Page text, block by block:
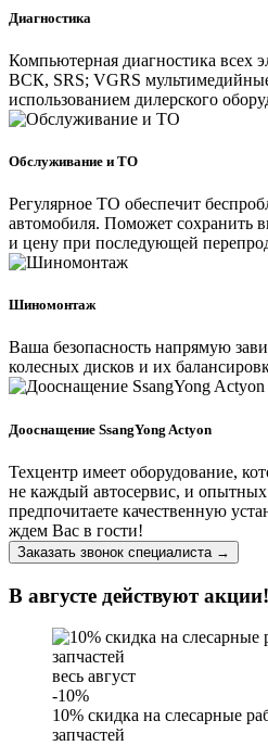
Диагностика
Компьютерная диагностика всех
ВСК, SRS; VGRS
использованием дилерского
Обслуживание и ТО
Регулярное ТО обеспечит
автомобиля. Поможет сохранить
и цену при последующей
Шиномонтаж
Ваша безопасность напрямую
колесных дисков и их
Дооснащение SsangYong Actyon
Техцентр имеет оборудование,
не каждый автосервис, и
предпочитаете качественную
ждем Вас в гости!
Заказать звонок специалиста →
В августе действуют акции!
весь август
-10%
10% скидка на слесарные
запчастей